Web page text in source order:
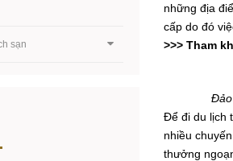
những địa
cấp do đó
>>> Tham
Đảo
Để đi du lịch
nhiều
thưởng
sạn